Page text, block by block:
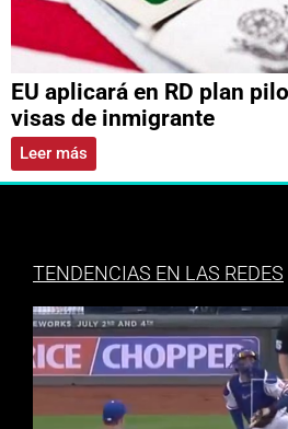
EU aplicará en RD plan
visas de inmigrante
Leer más
TENDENCIAS EN LAS REDES